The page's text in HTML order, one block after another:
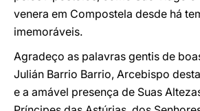
venera em Compostela desde há
imemoráveis.
Agradeço as palavras gentis de
Julián Barrio Barrio, Arcebispo
e a amável presença de Suas